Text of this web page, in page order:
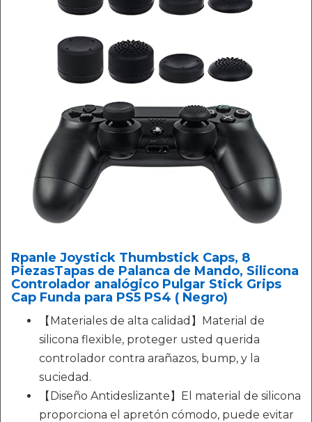
Rpanle Joystick Thumbstick Caps, 8
PiezasTapas de Palanca de Mando, Silicona
Controlador analógico Pulgar Stick Grips
Cap Funda para PS5 PS4 ( Negro)
【Materiales de alta calidad】Material de
silicona flexible, proteger usted querida
controlador contra arañazos, bump, y la
suciedad.
【Diseño Antideslizante】El material de silicona
proporciona el apretón cómodo, puede evitar